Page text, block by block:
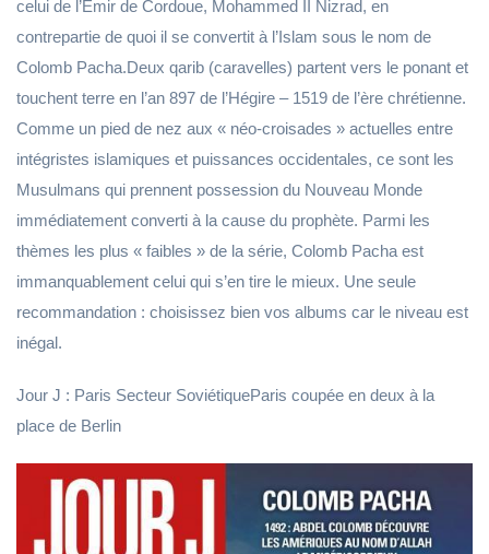
celui de l’Émir de Cordoue, Mohammed II Nizrad, en
contrepartie de quoi il se convertit à l’Islam sous le nom de
Colomb Pacha.Deux qarib (caravelles) partent vers le ponant et
touchent terre en l’an 897 de l’Hégire – 1519 de l’ère chrétienne.
Comme un pied de nez aux « néo-croisades » actuelles entre
intégristes islamiques et puissances occidentales, ce sont les
Musulmans qui prennent possession du Nouveau Monde
immédiatement converti à la cause du prophète. Parmi les
thèmes les plus « faibles » de la série, Colomb Pacha est
immanquablement celui qui s’en tire le mieux. Une seule
recommandation : choisissez bien vos albums car le niveau est
inégal.
Jour J : Paris Secteur SoviétiqueParis coupée en deux à la
place de Berlin